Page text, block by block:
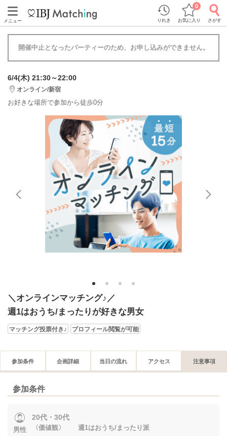
メニュー りれき お気に入り
0
さがす
開催中止となったパーティーのため、お申し込みができません。
6/4(木) 21:30～22:00
オンライン/新宿
お好きな場所で参加から徒歩0分
1 2 3 4
＼オンラインマッチング♪／
週1はおうち/まったりが好きな男女
マッチング投票付き♪ プロフィール閲覧が可能
参加条件 企画詳細 当日の流れ アクセス 注意事項
参加条件
男性
20代・30代
〈価値観〉 週1はおうち/まったり派